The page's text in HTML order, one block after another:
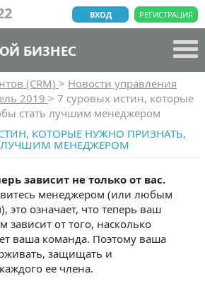
РЕГИСТРАЦИЯ
ВХОД
БИЗНЕС
(CRM) > Новости управления
2019 > 7 суровых истин, которые
стать лучшим менеджером
КОТОРЫЕ НУЖНО ПРИЗНАТЬ,
ЛУЧШИМ МЕНЕДЖЕРОМ
зависит не только от вас.
менеджером (или любым
это означает, что теперь ваш
зависит от того, насколько
ваша команда. Поэтому ваша
защищать и
ее члена.